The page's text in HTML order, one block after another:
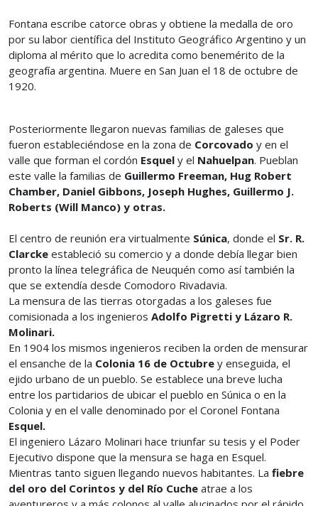
Fontana escribe catorce obras y obtiene la medalla de oro
por su labor científica del Instituto Geográfico Argentino y un
diploma al mérito que lo acredita como benemérito de la
geografía argentina. Muere en San Juan el 18 de octubre de
1920.
Posteriormente llegaron nuevas familias de galeses que
fueron estableciéndose en la zona de Corcovado y en el
valle que forman el cordón Esquel y el Nahuelpan. Pueblan
este valle la familias de Guillermo Freeman, Hug Robert
Chamber, Daniel Gibbons, Joseph Hughes, Guillermo J.
Roberts (Will Manco) y otras.
El centro de reunión era virtualmente Súnica, donde el Sr. R.
Clarcke estableció su comercio y a donde debía llegar bien
pronto la línea telegráfica de Neuquén como así también la
que se extendía desde Comodoro Rivadavia.
La mensura de las tierras otorgadas a los galeses fue
comisionada a los ingenieros Adolfo Pigretti y Lázaro R.
Molinari.
En 1904 los mismos ingenieros reciben la orden de mensurar
el ensanche de la Colonia 16 de Octubre y enseguida, el
ejido urbano de un pueblo. Se establece una breve lucha
entre los partidarios de ubicar el pueblo en Súnica o en la
Colonia y en el valle denominado por el Coronel Fontana
Esquel.
El ingeniero Lázaro Molinari hace triunfar su tesis y el Poder
Ejecutivo dispone que la mensura se haga en Esquel.
Mientras tanto siguen llegando nuevos habitantes. La fiebre
del oro del Corintos y del Río Cuche atrae a los